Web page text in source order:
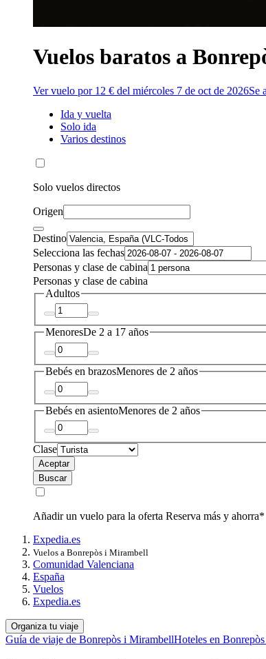
Vuelos baratos a
Ver vuelo por 12 € del miércoles 7 de oct de 2026Se
Ida y vuelta
Solo ida
Varios destinos
Solo vuelos directos
Origen
Destino
Selecciona las fechas
Personas y clase de cabina
Personas y clase de cabina
Adultos
MenoresDe 2 a 17 años
Bebés en brazosMenores de 2 años
Bebés en asientoMenores de 2 años
Clase
Aceptar
Buscar
Añadir un vuelo para la oferta Reserva más y ahorra*
Expedia.es
Vuelos a Bonrepòs i Mirambell
Comunidad Valenciana
España
Vuelos
Expedia.es
Organiza tu viaje
Guía de viaje de Bonrepòs i MirambellHoteles en